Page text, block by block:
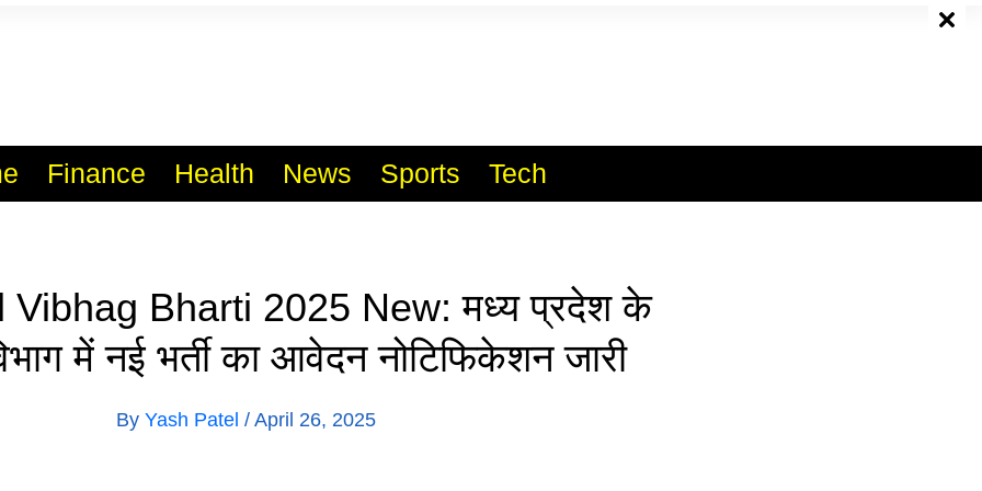
Finance Health News Sports Tech
Vibhag Bharti 2025 New: मध्य प्रदेश के
में नई भर्ती का आवेदन नोटिफिकेशन जारी
By Yash Patel / April 26, 2025